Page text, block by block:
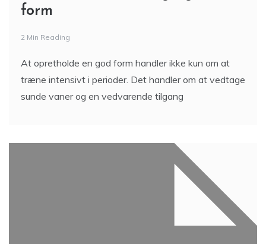
form
2 Min Reading
At opretholde en god form handler ikke kun om at
træne intensivt i perioder. Det handler om at vedtage
sunde vaner og en vedvarende tilgang